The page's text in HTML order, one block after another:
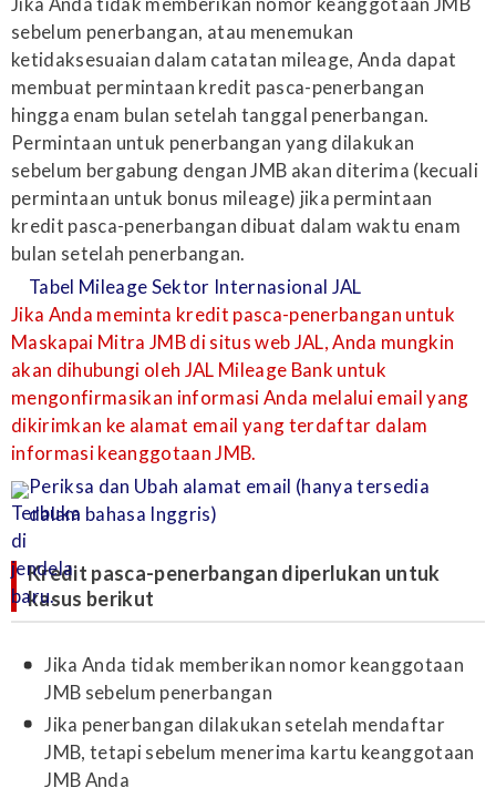
sebelum penerbangan, atau menemukan
ketidaksesuaian dalam catatan mileage, Anda dapat
membuat permintaan kredit pasca-penerbangan
hingga enam bulan setelah tanggal penerbangan.
Permintaan untuk penerbangan yang dilakukan
sebelum bergabung dengan JMB akan diterima (kecuali
permintaan untuk bonus mileage) jika permintaan
kredit pasca-penerbangan dibuat dalam waktu enam
bulan setelah penerbangan.
Tabel Mileage Sektor Internasional JAL
Jika Anda meminta kredit pasca-penerbangan untuk
Maskapai Mitra JMB di situs web JAL, Anda mungkin
akan dihubungi oleh JAL Mileage Bank untuk
mengonfirmasikan informasi Anda melalui email yang
dikirimkan ke alamat email yang terdaftar dalam
informasi keanggotaan JMB.
Periksa dan Ubah alamat email (hanya tersedia
dalam bahasa Inggris)
Kredit pasca-penerbangan diperlukan untuk
kasus berikut
Jika Anda tidak memberikan nomor keanggotaan
JMB sebelum penerbangan
Jika penerbangan dilakukan setelah mendaftar
JMB, tetapi sebelum menerima kartu keanggotaan
JMB Anda